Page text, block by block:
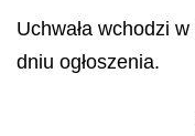
Uchwała wchodzi
dniu ogłoszenia.